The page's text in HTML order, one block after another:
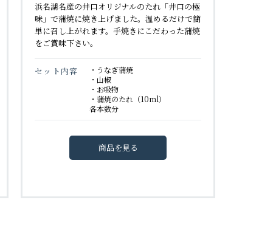
浜名湖名産の井口オリジナルのたれ「井口の極
味」で蒲焼に焼き上げました。温めるだけで簡
単に召し上がれます。手焼きにこだわった蒲焼
をご賞味下さい。
セット内容
・うなぎ蒲焼
・山椒
・お吸物
・蒲焼のたれ（10ml）
各本数分
商品を見る